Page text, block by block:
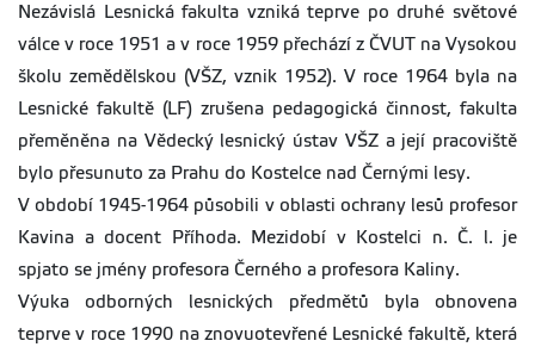
Nezávislá Lesnická fakulta vzniká teprve po druhé světové
válce v roce 1951 a v roce 1959 přechází z ČVUT na Vysokou
školu zemědělskou (VŠZ, vznik 1952). V roce 1964 byla na
Lesnické fakultě (LF) zrušena pedagogická činnost, fakulta
přeměněna na Vědecký lesnický ústav VŠZ a její pracoviště
bylo přesunuto za Prahu do Kostelce nad Černými lesy.
V období 1945-1964 působili v oblasti ochrany lesů profesor
Kavina a docent Příhoda. Mezidobí v Kostelci n. Č. l. je
spjato se jmény profesora Černého a profesora Kaliny.
Výuka odborných lesnických předmětů byla obnovena
teprve v roce 1990 na znovuotevřené Lesnické fakultě, která